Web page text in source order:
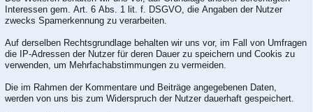
Interessen gem. Art. 6 Abs. 1 lit. f. DSGVO, die Angaben der Nutzer
zwecks Spamerkennung zu verarbeiten.
Auf derselben Rechtsgrundlage behalten wir uns vor, im Fall von Umfragen
die IP-Adressen der Nutzer für deren Dauer zu speichern und Cookis zu
verwenden, um Mehrfachabstimmungen zu vermeiden.
Die im Rahmen der Kommentare und Beiträge angegebenen Daten,
werden von uns bis zum Widerspruch der Nutzer dauerhaft gespeichert.